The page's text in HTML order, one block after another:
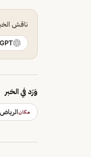
ناقش
وَرَد في الخبر
مكانالرياض